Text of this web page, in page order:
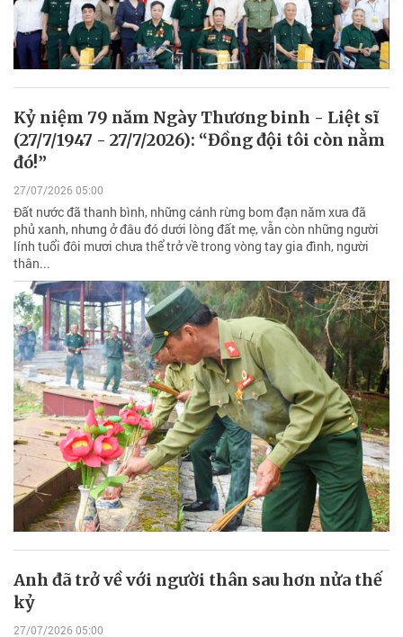
Kỷ niệm 79 năm Ngày Thương binh - Liệt sĩ
(27/7/1947 - 27/7/2026): “Đồng đội tôi còn nằm
đó!”
27/07/2026 05:00
Đất nước đã thanh bình, những cánh rừng bom đạn năm xưa đã
phủ xanh, nhưng ở đâu đó dưới lòng đất mẹ, vẫn còn những người
lính tuổi đôi mươi chưa thể trở về trong vòng tay gia đình, người
thân...
Anh đã trở về với người thân sau hơn nửa thế
kỷ
27/07/2026 05:00